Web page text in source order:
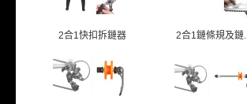
2合1快扣拆鏈器 2合1鏈條規及鏈...